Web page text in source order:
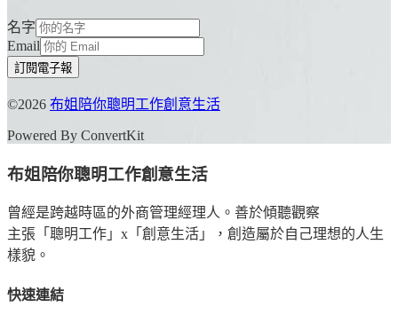
名字
Email
訂閱電子報
©2026 布姐陪你聰明工作創意生活
Powered By ConvertKit
布姐陪你聰明工作創意生活
曾經是跨越時區的外商管理經理人。善於傾聽觀察
主張「聰明工作」x「創意生活」，創造屬於自己理想的人生
樣貌。
快速連結